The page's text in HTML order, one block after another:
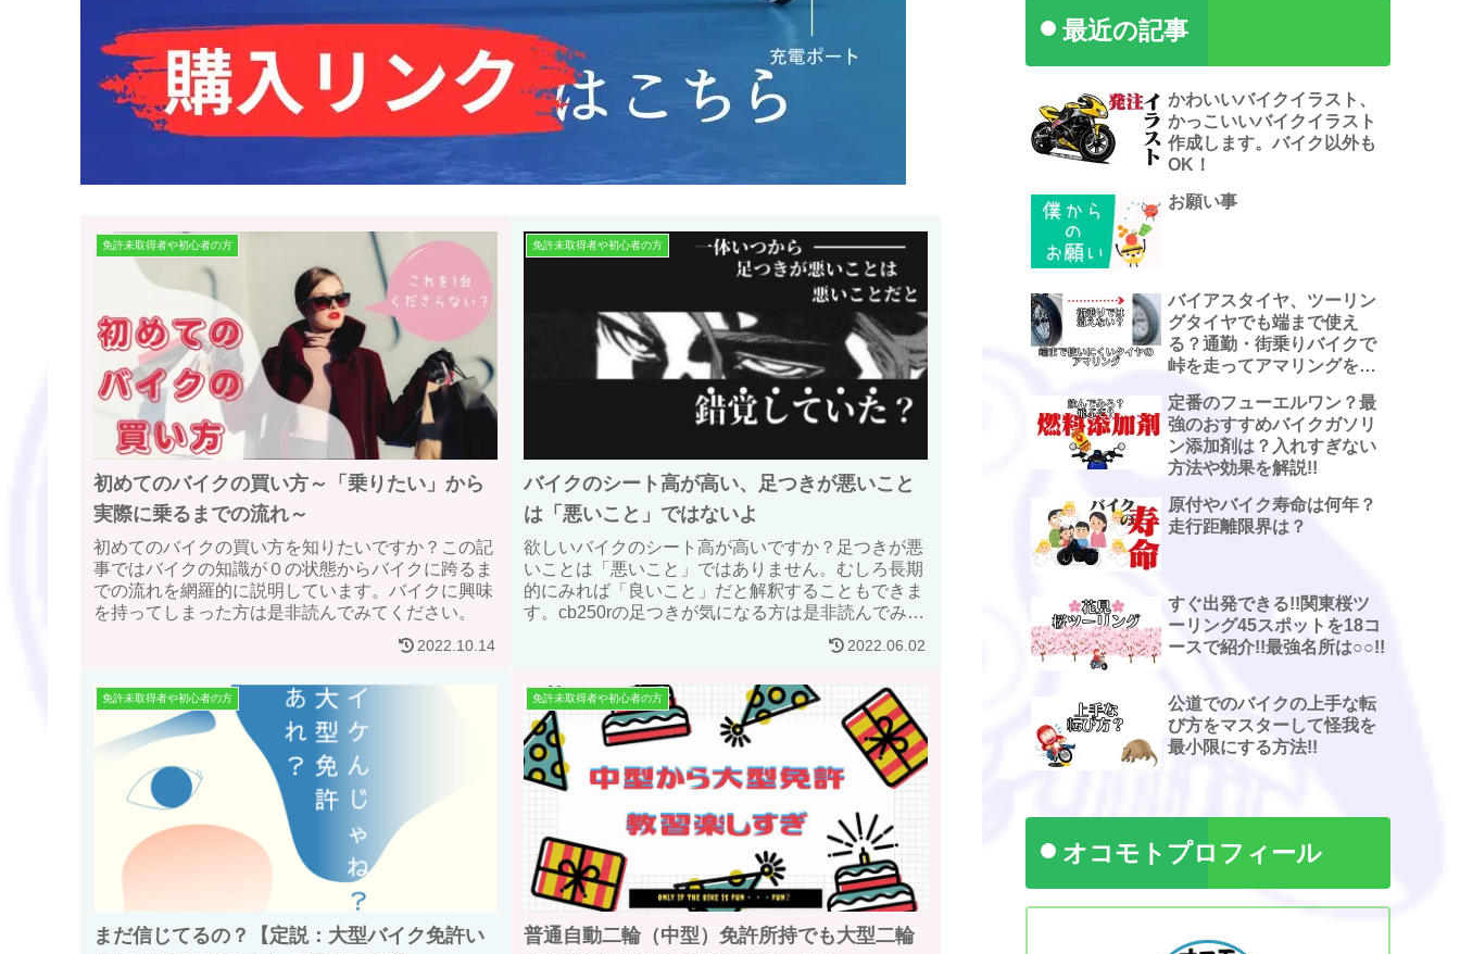
免許未取得者や初心者の方
初めてのバイクの買い方～「乗りたい」から
実際に乗るまでの流れ～
初めてのバイクの買い方を知りたいですか？この記
事ではバイクの知識が０の状態からバイクに跨るま
での流れを網羅的に説明しています。バイクに興味
を持ってしまった方は是非読んでみてください。
2022.10.14
免許未取得者や初心者の方
バイクのシート高が高い、足つきが悪いこと
は「悪いこと」ではないよ
欲しいバイクのシート高が高いですか？足つきが悪
いことは「悪いこと」ではありません。むしろ長期
的にみれば「良いこと」だと解釈することもできま
す。cb250rの足つきが気になる方は是非読んでみて
2022.06.02
免許未取得者や初心者の方
まだ信じてるの？【定説：大型バイク免許い
免許未取得者や初心者の方
普通自動二輪（中型）免許所持でも大型二輪
最近の記事
かわいいバイクイラスト、
かっこいいバイクイラスト
作成します。バイク以外も
OK！
お願い事
バイアスタイヤ、ツーリン
グタイヤでも端まで使え
る？通勤・街乗りバイクで
峠を走ってアマリングを観
定番のフューエルワン？最
強のおすすめバイクガソリ
ン添加剤は？入れすぎない
方法や効果を解説!!
原付やバイク寿命は何年？
走行距離限界は？
すぐ出発できる!!関東桜ツ
ーリング45スポットを18コ
ースで紹介!!最強名所は○○!!
公道でのバイクの上手な転
び方をマスターして怪我を
最小限にする方法!!
オコモトプロフィール